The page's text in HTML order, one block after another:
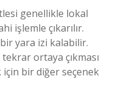
genellikle lokal
işlemle çıkarılır.
yara izi kalabilir.
ortaya çıkması
için bir diğer seçenek